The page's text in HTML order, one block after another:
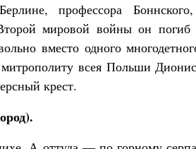
профессора Боннского,
мировой войны он
вместо одного
всея Польши
крест.